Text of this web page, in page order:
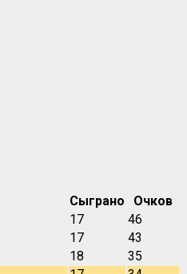
Сыграно
Очков
17
46
17
43
18
35